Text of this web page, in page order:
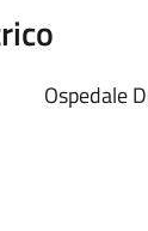
Ospedale